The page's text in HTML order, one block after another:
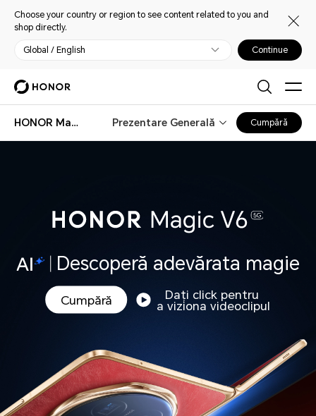
Choose your country or region to see content related to you and
shop directly.
Global / English Continue
HONOR Magic V6 Prezentare Generală Cumpără
Descoperă adevărata magie
Cumpără
Dați click pentru
a viziona videoclipul